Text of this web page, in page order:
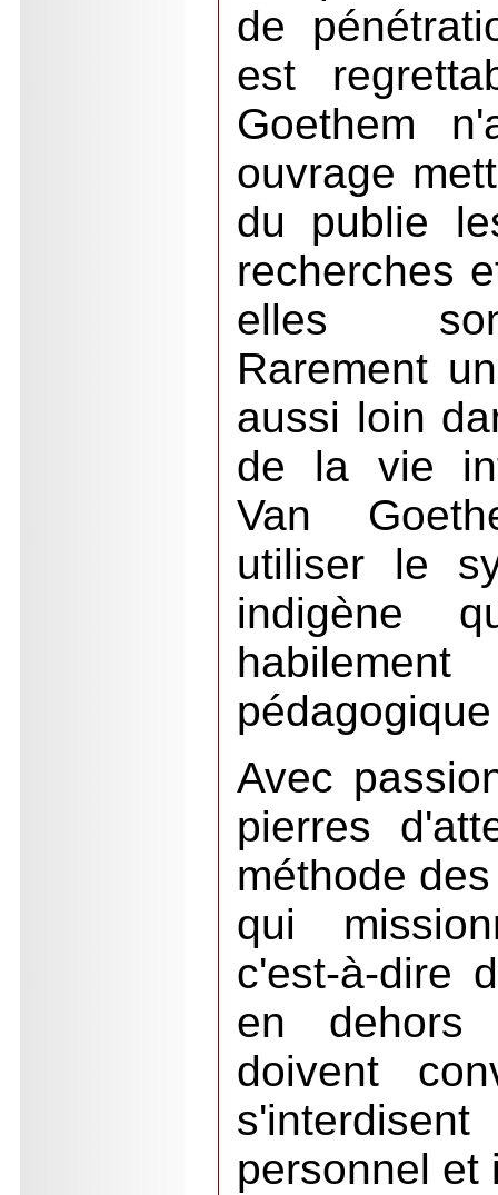
de
est
Goethem
ouvrage
du publie
recherches
elles
Rarement
aussi loin
de la vie
Van
utiliser le
indigène
Avec
pierres
méthode
qui
c'est-à-dire
en dehors
doivent
personnel et